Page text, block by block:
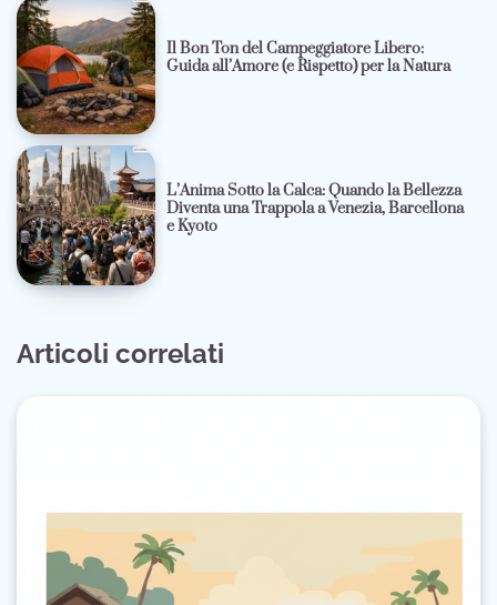
Il Bon Ton del Campeggiatore Libero:
Guida all’Amore (e Rispetto) per la Natura
L’Anima Sotto la Calca: Quando la Bellezza
Diventa una Trappola a Venezia, Barcellona
e Kyoto
Articoli correlati